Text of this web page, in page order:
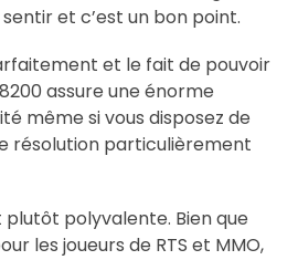
et c’est un bon point.
et le fait de pouvoir
assure une énorme
même si vous disposez de
résolution particulièrement
plutôt polyvalente. Bien que
les joueurs de RTS et MMO,